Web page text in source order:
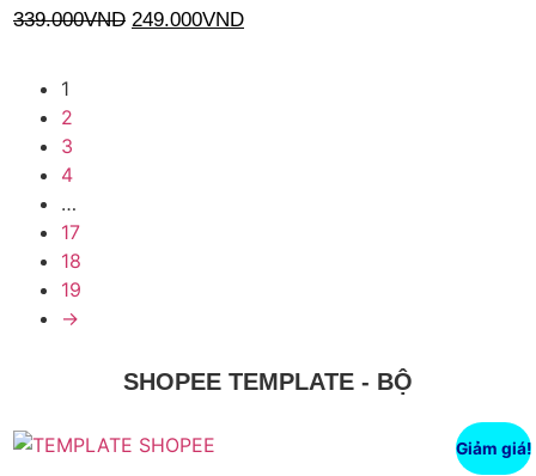
339.000VND 249.000VND
1
2
3
4
…
17
18
19
→
SHOPEE TEMPLATE - BỘ
Giảm giá!